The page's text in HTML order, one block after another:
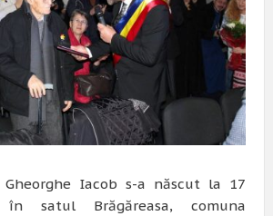
Iacob s-a născut la 17
satul Brăgăreasa, comuna